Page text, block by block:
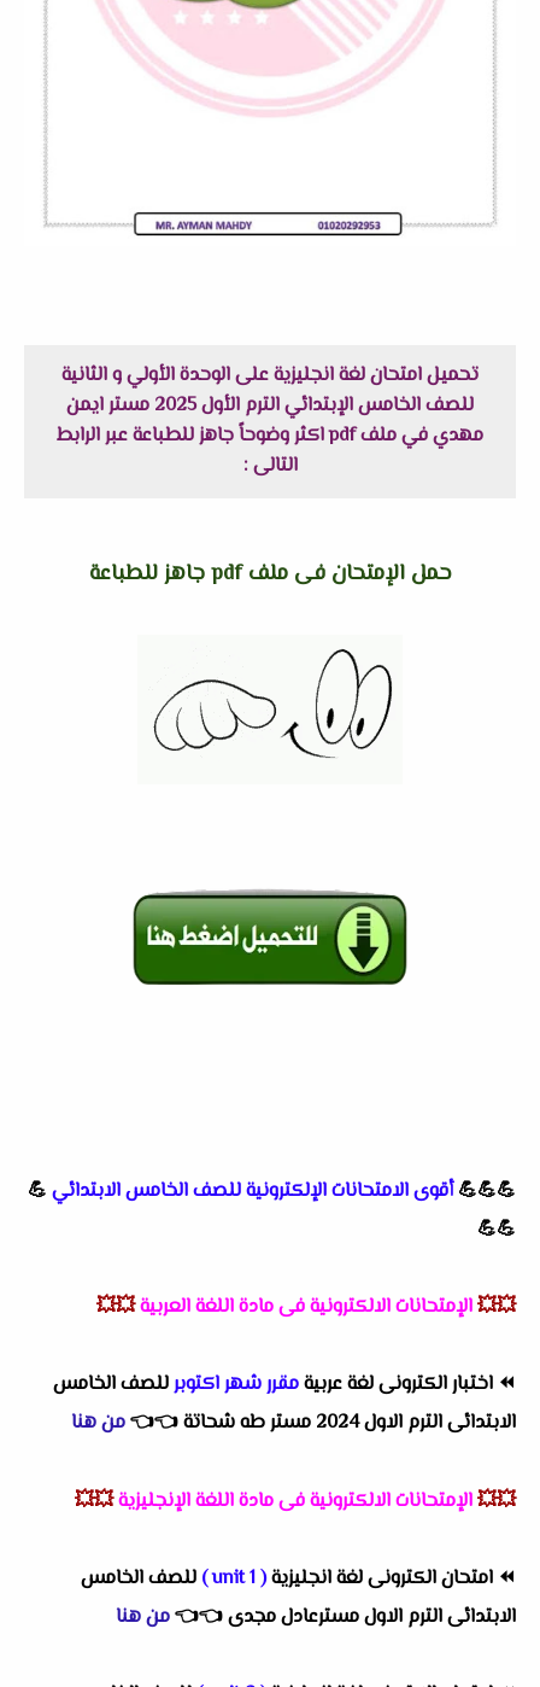
تحميل امتحان لغة انجليزية على الوحدة الأولي و الثانية
للصف الخامس الإبتدائي الترم الأول 2025 مستر ايمن
مهدي في ملف pdf اكثر وضوحاً جاهز للطباعة عبر الرابط
التالى :
حمل الإمتحان فى ملف pdf جاهز للطباعة
💪💪💪أقوى الامتحانات الإلكترونية للصف الخامس الابتدائي 💪
💪💪
💥💥الإمتحانات الالكترونية فى مادة اللغة العربية💥💥
⏪ اختبار الكترونى لغة عربيةمقرر شهر اكتوبرللصف الخامس
الابتدائى الترم الاول 2024 مستر طه شحاتة
👈
👈من هنا
💥💥الإمتحانات الالكترونية فى مادة اللغة الإنجليزية💥💥
⏪ امتحان الكترونى لغة انجليزية( unit 1 )
للصف الخامس
الابتدائى الترم الاول مسترعادل مجدى👈
👈من هنا